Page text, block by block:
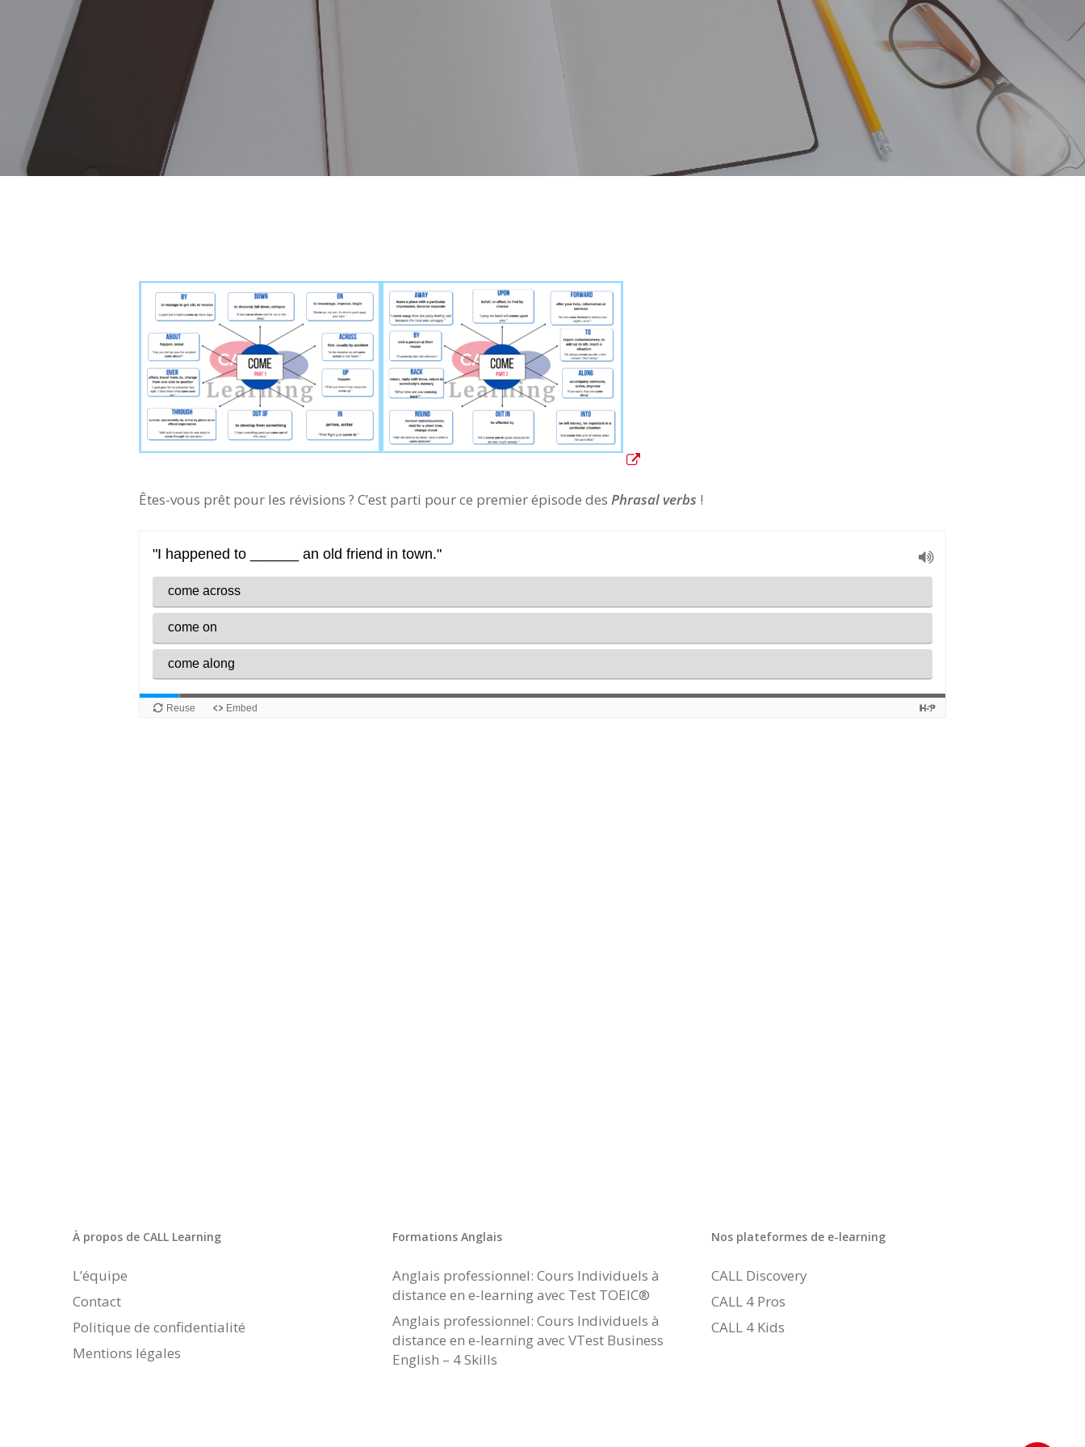
Êtes-vous prêt pour les révisions ? C’est parti pour ce premier épisode des Phrasal verbs !
À propos de CALL Learning
L’équipe
Contact
Politique de confidentialité
Mentions légales
Formations Anglais
Anglais professionnel: Cours Individuels à
distance en e-learning avec Test TOEIC®
Anglais professionnel: Cours Individuels à
distance en e-learning avec VTest Business
English – 4 Skills
Nos plateformes de e-learning
CALL Discovery
CALL 4 Pros
CALL 4 Kids